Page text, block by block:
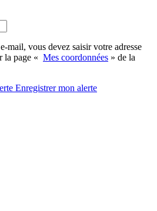
mail, vous devez saisir votre adresse
la page « Mes coordonnées » de la
Enregistrermon alerte